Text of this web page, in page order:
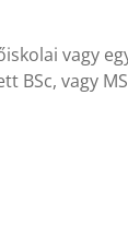
vagy
BSc, vagy